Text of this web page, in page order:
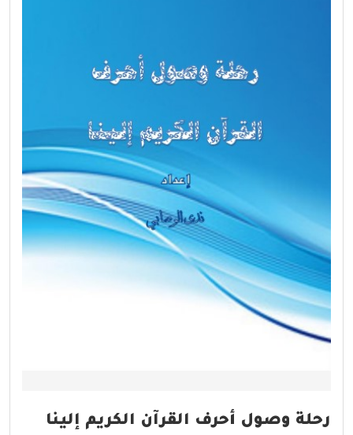
رحلة وصول أحرف القرآن الكريم إلينا